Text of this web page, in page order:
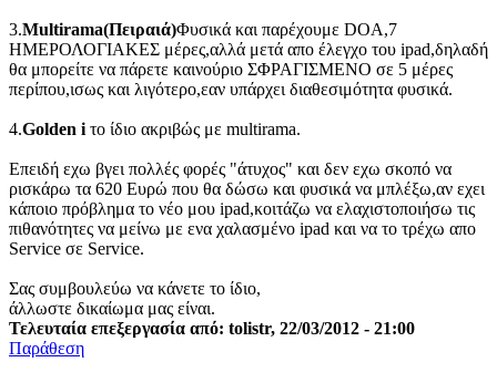
3.Multirama(Πειραιά)Φυσικά και παρέχουμε DOA,7
ΗΜΕΡΟΛΟΓΙΑΚΕΣ μέρες,αλλά μετά απο έλεγχο του ipad,δηλαδή
θα μπορείτε να πάρετε καινούριο ΣΦΡΑΓΙΣΜΕΝΟ σε 5 μέρες
περίπου,ισως και λιγότερο,εαν υπάρχει διαθεσιμότητα φυσικά.
4.Golden i το ίδιο ακριβώς με multirama.
Επειδή εχω βγει πολλές φορές "άτυχος" και δεν εχω σκοπό να
ρισκάρω τα 620 Ευρώ που θα δώσω και φυσικά να μπλέξω,αν εχει
κάποιο πρόβλημα το νέο μου ipad,κοιτάζω να ελαχιστοποιήσω τις
πιθανότητες να μείνω με ενα χαλασμένο ipad και να το τρέχω απο
Service σε Service.
Σας συμβουλεύω να κάνετε το ίδιο,
άλλωστε δικαίωμα μας είναι.
Τελευταία επεξεργασία από: tolistr, 22/03/2012 - 21:00
Παράθεση